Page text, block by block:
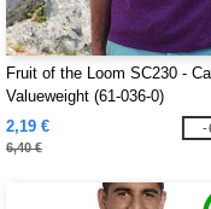
Fruit of the Loom SC230 -
Valueweight (61-036-0)
2,19 €
6,40 €
-